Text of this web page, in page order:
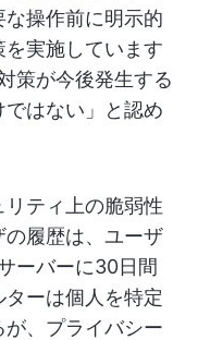
操作前に明示的
実施しています
策が今後発生する
はない」と認め
ティ上の脆弱性
履歴は、ユーザ
ーバーに30日間
ーは個人を特定
、プライバシー